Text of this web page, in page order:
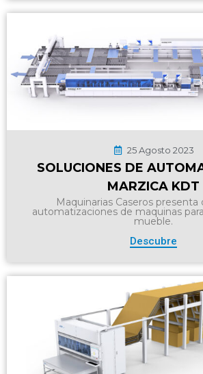
25 Agosto 2023
SOLUCIONES DE
MARZICA KDT
Maquinarias Caseros presenta
automatizaciones de maquinas
mueble.
Descubre